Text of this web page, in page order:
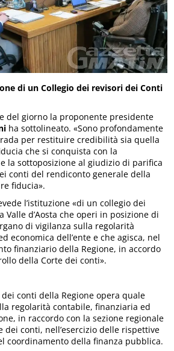
di un Collegio dei revisori dei Conti
del giorno la proponente presidente
ha sottolineato. «Sono profondamente
per restituire credibilità sia quella
che si conquista con la
la sottoposizione al giudizio di parifica
conti del rendiconto generale della
fiducia».
l’istituzione «di un collegio dei
d’Aosta che operi in posizione di
di vigilanza sulla regolarità
economica dell’ente e che agisca, nel
finanziario della Regione, in accordo
della Corte dei conti».
conti della Regione opera quale
regolarità contabile, finanziaria ed
in raccordo con la sezione regionale
dei conti, nell’esercizio delle rispettive
coordinamento della finanza pubblica.